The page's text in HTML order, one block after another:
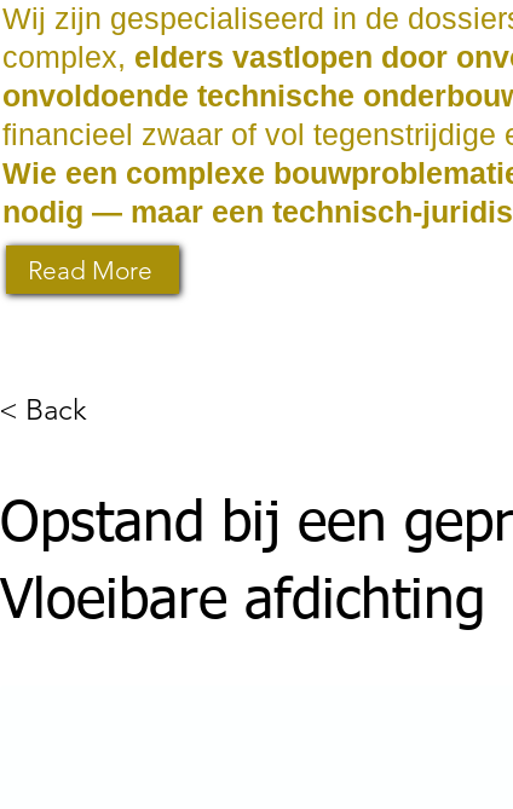
Wij zijn gespecialiseerd in de
complex, elders vastlopen door
onvoldoende technische
financieel zwaar of vol tegenstrijdige
Wie een complexe
nodig — maar een technisch-
Read More
< Back
Opstand bij een
Vloeibare afdichting